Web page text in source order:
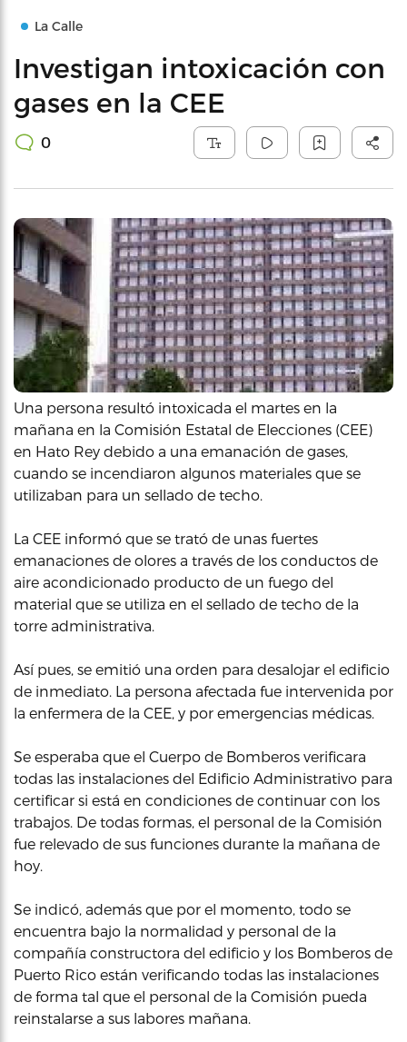
La Calle
Investigan intoxicación con
gases en la CEE
0
Una persona resultó intoxicada el martes en la
mañana en la Comisión Estatal de Elecciones (CEE)
en Hato Rey debido a una emanación de gases,
cuando se incendiaron algunos materiales que se
utilizaban para un sellado de techo.
La CEE informó que se trató de unas fuertes
emanaciones de olores a través de los conductos de
aire acondicionado producto de un fuego del
material que se utiliza en el sellado de techo de la
torre administrativa.
Así pues, se emitió una orden para desalojar el edificio
de inmediato. La persona afectada fue intervenida por
la enfermera de la CEE, y por emergencias médicas.
Se esperaba que el Cuerpo de Bomberos verificara
todas las instalaciones del Edificio Administrativo para
certificar si está en condiciones de continuar con los
trabajos. De todas formas, el personal de la Comisión
fue relevado de sus funciones durante la mañana de
hoy.
Se indicó, además que por el momento, todo se
encuentra bajo la normalidad y personal de la
compañía constructora del edificio y los Bomberos de
Puerto Rico están verificando todas las instalaciones
de forma tal que el personal de la Comisión pueda
reinstalarse a sus labores mañana.